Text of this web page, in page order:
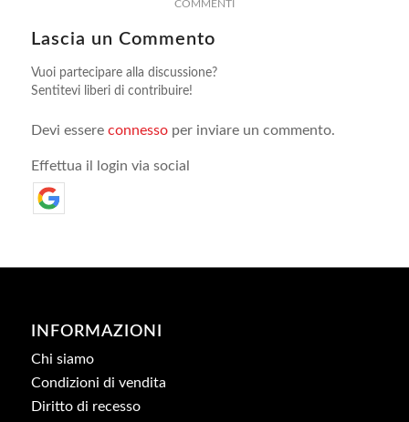
COMMENTI
Lascia un Commento
Vuoi partecipare alla discussione?
Sentitevi liberi di contribuire!
Devi essere connessoper inviare un commento.
Effettua il login via social
INFORMAZIONI
Chi siamo
Condizioni di vendita
Diritto di recesso